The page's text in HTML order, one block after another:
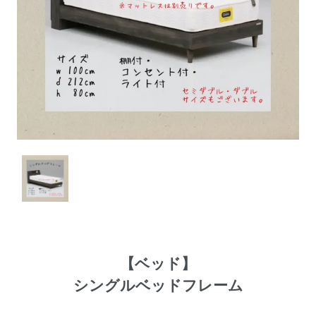
【ベッド 】
シングルベッドフレーム